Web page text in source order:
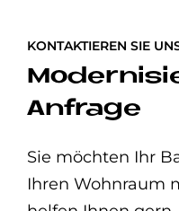
KONTAKTIEREN SIE
Anfrage
Sie möchten Ihr
Ihren Wohnraum